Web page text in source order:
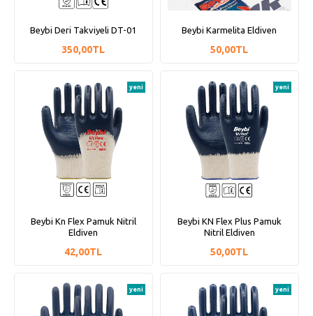
Beybi Deri Takviyeli DT-01
350,00TL
Beybi Karmelita Eldiven
50,00TL
yeni
Beybi Kn Flex Pamuk Nitril
Eldiven
42,00TL
yeni
Beybi KN Flex Plus Pamuk
Nitril Eldiven
50,00TL
yeni yeni